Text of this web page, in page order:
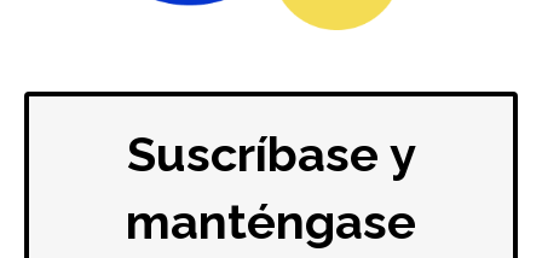
Suscríbase y
manténgase